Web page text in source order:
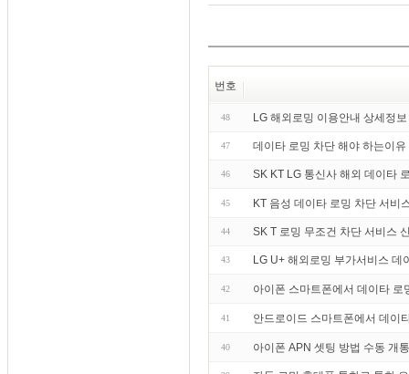
번호
48 LG 해외로밍 이용안내 상세정
47 데이타 로밍 차단 해야 하는이
46 SK KT LG 통신사 해외 데이타
45 KT 음성 데이타 로밍 차단 서비
44 SK T 로밍 무조건 차단 서비스
43 LG U+ 해외로밍 부가서비스 데
42 아이폰 스마트폰에서 데이타
41 안드로이드 스마트폰에서 데이
40 아이폰 APN 셋팅 방법 수동 개